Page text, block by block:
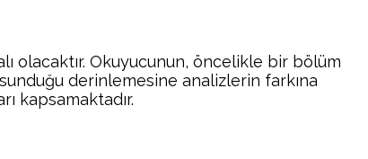
olacaktır. Okuyucunun, öncelikle bir bölüm
derinlemesine analizlerin farkına
kapsamaktadır.